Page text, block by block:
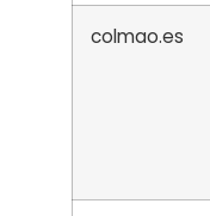
colmao.es